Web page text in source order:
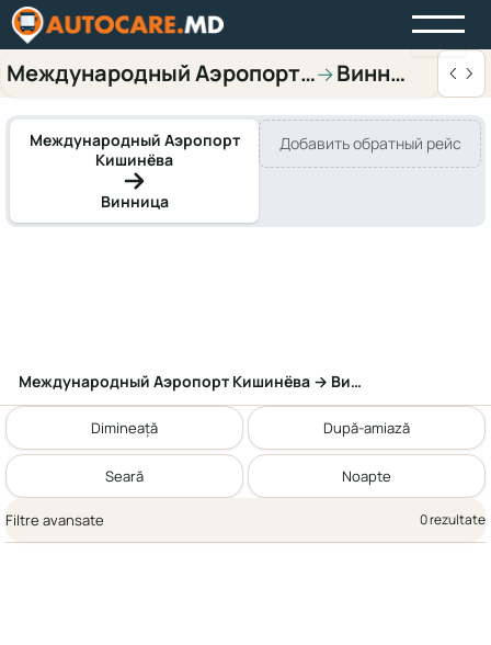
Международный Аэропорт Кишинёва
→Винница
Международный Аэропорт
Кишинёва
Винница
Добавить обратный рейс
Международный Аэропорт Кишинёва → Винница
Dimineață După-amiază
Seară Noapte
Filtre avansate 0 rezultate